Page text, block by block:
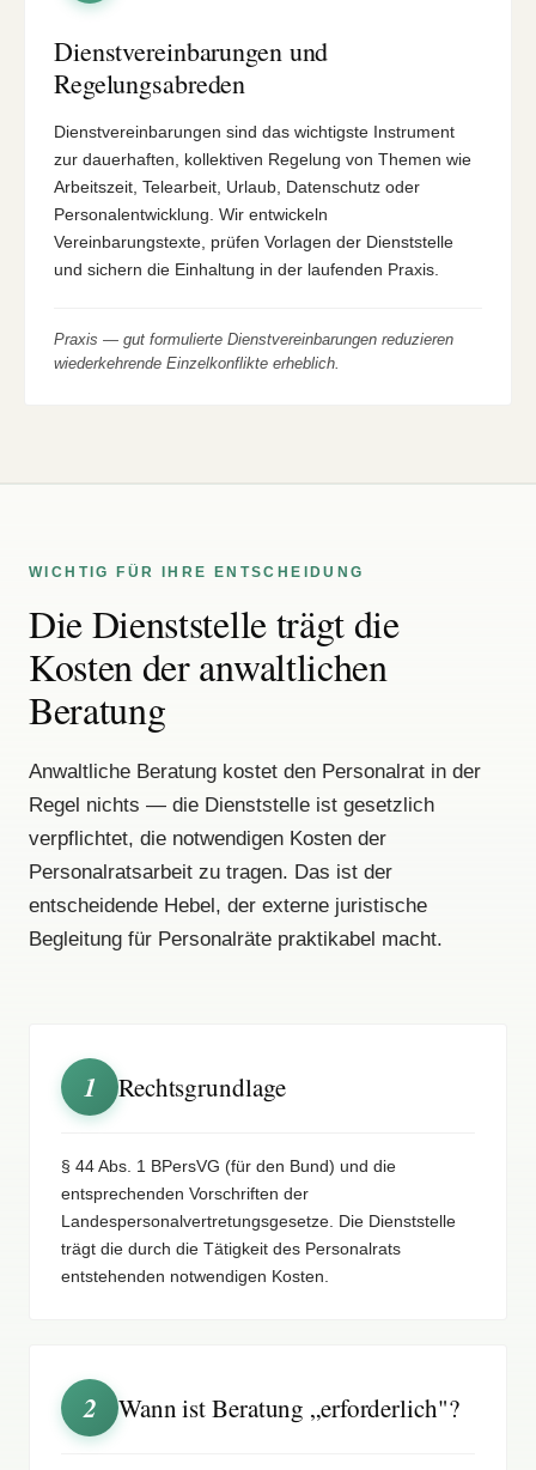
Dienstvereinbarungen und
Regelungsabreden
Dienstvereinbarungen sind das wichtigste Instrument
zur dauerhaften, kollektiven Regelung von Themen wie
Arbeitszeit, Telearbeit, Urlaub, Datenschutz oder
Personalentwicklung. Wir entwickeln
Vereinbarungstexte, prüfen Vorlagen der Dienststelle
und sichern die Einhaltung in der laufenden Praxis.
Praxis — gut formulierte Dienstvereinbarungen reduzieren
wiederkehrende Einzelkonflikte erheblich.
WICHTIG FÜR IHRE ENTSCHEIDUNG
Die Dienststelle trägt die
Kosten der anwaltlichen
Beratung
Anwaltliche Beratung kostet den Personalrat in der
Regel nichts — die Dienststelle ist gesetzlich
verpflichtet, die notwendigen Kosten der
Personalratsarbeit zu tragen. Das ist der
entscheidende Hebel, der externe juristische
Begleitung für Personalräte praktikabel macht.
1 Rechtsgrundlage
§ 44 Abs. 1 BPersVG (für den Bund) und die
entsprechenden Vorschriften der
Landespersonalvertretungsgesetze. Die Dienststelle
trägt die durch die Tätigkeit des Personalrats
entstehenden notwendigen Kosten.
2 Wann ist Beratung „erforderlich"?